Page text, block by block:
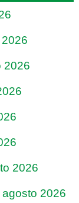
2026
2026
2026